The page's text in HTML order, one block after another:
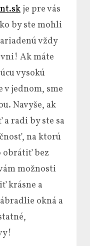
je pre vás
by ste mohli
vždy
Ak máte
vysokú
jednom, sme
Navyše, ak
radi by ste sa
na ktorú
obrátiť bez
možnosti
krásne a
okná a